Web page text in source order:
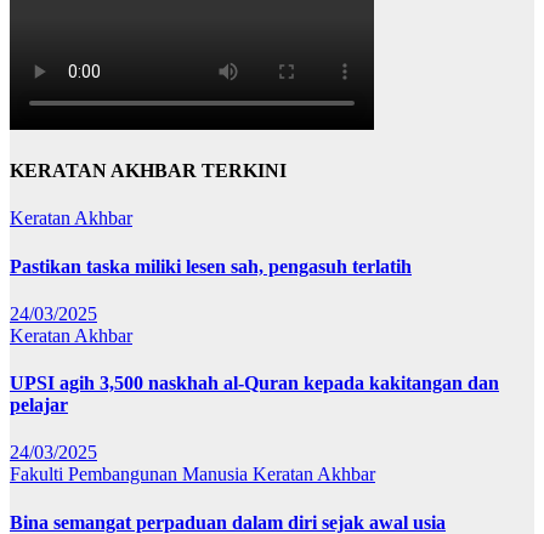
KERATAN AKHBAR TERKINI
Keratan Akhbar
Pastikan taska miliki lesen sah, pengasuh terlatih
24/03/2025
Keratan Akhbar
UPSI agih 3,500 naskhah al-Quran kepada kakitangan dan
pelajar
24/03/2025
Fakulti Pembangunan Manusia Keratan Akhbar
Bina semangat perpaduan dalam diri sejak awal usia